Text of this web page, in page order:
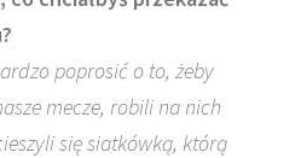
poprosić o to, żeby
mecze, robili na nich
się siatkówką, którą